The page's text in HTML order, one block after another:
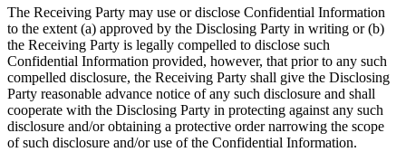
The Receiving Party may use or disclose Confidential Information
to the extent (a) approved by the Disclosing Party in writing or (b)
the Receiving Party is legally compelled to disclose such
Confidential Information provided, however, that prior to any such
compelled disclosure, the Receiving Party shall give the Disclosing
Party reasonable advance notice of any such disclosure and shall
cooperate with the Disclosing Party in protecting against any such
disclosure and/or obtaining a protective order narrowing the scope
of such disclosure and/or use of the Confidential Information.